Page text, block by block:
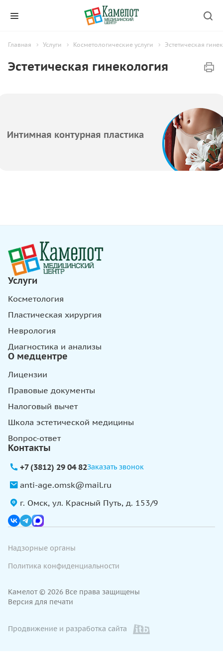
Главная Услуги Косметологические услуги Эстетическая
Эстетическая гинекология
Интимная контурная пластика
Услуги
Косметология
Пластическая хирургия
Неврология
Диагностика и анализы
О медцентре
Лицензии
Правовые документы
Налоговый вычет
Школа эстетической медицины
Вопрос-ответ
Контакты
+7 (3812) 29 04 82Заказать звонок
anti-age.omsk@mail.ru
г. Омск, ул. Красный Путь, д. 153/9
Надзорные органы
Политика конфиденциальности
Камелот © 2026 Все права защищены
Версия для печати
Продвижение и разработка сайта